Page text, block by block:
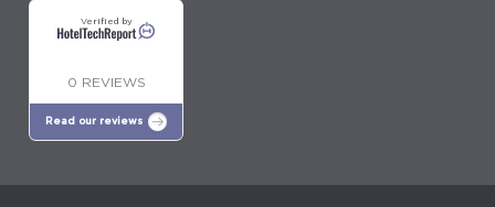
Verified by
0 REVIEWS
Read our reviews